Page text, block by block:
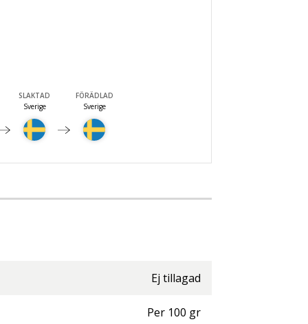
SLAKTAD
Sverige
FÖRÄDLAD
Sverige
Ej tillagad
Per 100 gr